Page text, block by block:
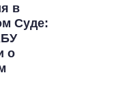
в
Суде:
о